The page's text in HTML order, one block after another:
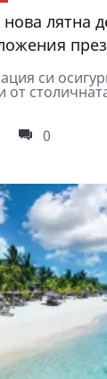
лятна
си
от
0